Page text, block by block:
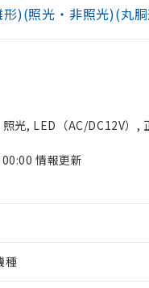
)(照光・非照光)(丸
光, LED（AC/DC12V）,
情報更新
種